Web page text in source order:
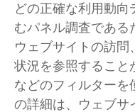
どの正確な利用動
むパネル調査である
ウェブサイトの訪
状況を参照すること
などのフィルターを
の詳細は、ウェブサ